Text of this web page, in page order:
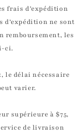
frais d’expédition
ne sont
remboursement, les
ci.
le délai nécessaire
varier.
supérieure à $75,
de livraison